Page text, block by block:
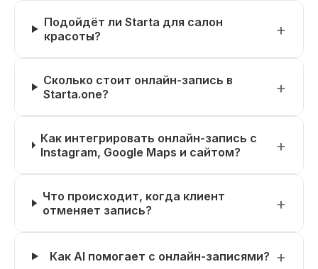
Подойдёт ли Starta для салон
красоты?
Сколько стоит онлайн-запись в
Starta.one?
Как интегрировать онлайн-запись с
Instagram, Google Maps и сайтом?
Что происходит, когда клиент
отменяет запись?
Как AI помогает с онлайн-записями?